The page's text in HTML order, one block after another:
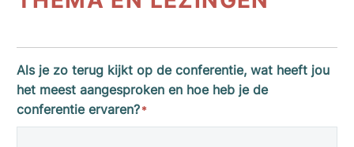
Als je zo terug kijkt op de conferentie, wat heeft jou
het meest aangesproken en hoe heb je de
conferentie ervaren?*